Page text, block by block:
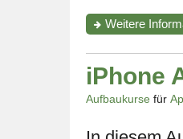
Weitere
iPhone
Aufbaukurse für